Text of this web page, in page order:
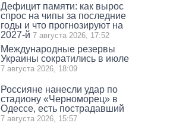
Дефицит памяти: как вырос
спрос на чипы за последние
годы и что прогнозируют на
2027-й 7 августа 2026, 17:52
Международные резервы
Украины сократились в июле
7 августа 2026, 18:09
Россияне нанесли удар по
стадиону «Черноморец» в
Одессе, есть пострадавший
7 августа 2026, 15:57